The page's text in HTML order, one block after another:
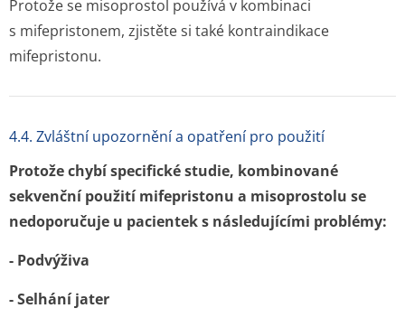
Protože se misoprostol používá v kombinaci
s mifepristonem, zjistěte si také kontraindikace
mifepristonu.
4.4. Zvláštní upozornění a opatření pro použití
Protože chybí specifické studie, kombinované
sekvenční použití mifepristonu a misoprostolu se
nedoporučuje u pacientek s následujícími problémy:
- Podvýživa
- Selhání jater